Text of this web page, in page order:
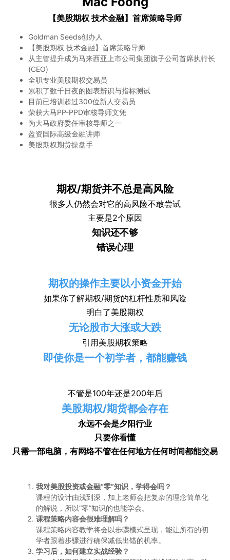
【美股期权 技术金融】首席策略导师
Goldman Seeds创办人
【美股期权 技术金融】首席策略导师
从主管提升成为马来西亚上市公司集团旗子公司首席执行长
(CEO)
全职专业美股期权交易员
累积了数千日夜的图表辨识与指标测试
目前已培训超过300位新人交易员
荣获大马PP-PPD审核导师文凭
为大马政府委任审核导师之一
盈资国际高级金融讲师
美股期权期货操盘手
期权/期货并不总是高风险
很多人仍然会对它的高风险不敢尝试
主要是2个原因
知识还不够
错误心理
期权的操作主要以小资金开始
如果你了解期权/期货的杠杆性质和风险
明白了美股期权
无论股市大涨或大跌
引用美股期权策略
即使你是一个初学者，都能赚钱
不管是100年还是200年后
美股期权/期货都会存在
永远不会是夕阳行业
只要你看懂
只需一部电脑，有网络不管在任何地方任何时间都能交易
我对美股投资或金融“零”知识，学得会吗？
课程的设计由浅到深，加上老师会把复杂的理念简单化
的解说，所以“零”知识的也能学会。
课程策略内容会很难理解吗？
课程策略内容教学将会以步骤模式呈现，能让所有的初
学者跟着步骤进行确保减低出错的机率。
学习后，如何建立实战经验？